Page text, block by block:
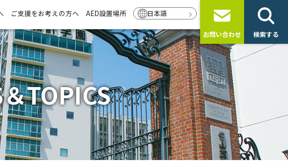
ご支援をお考えの方へ AED設置場所 日本語
お問い合わせ 検索する
TOPICS